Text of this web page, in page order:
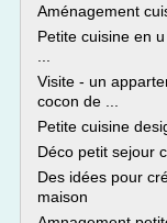
Aménagement
Petite cuisine en
Visite - un
cocon de ...
Petite cuisine
Déco petit sejour
Des idées pour
maison